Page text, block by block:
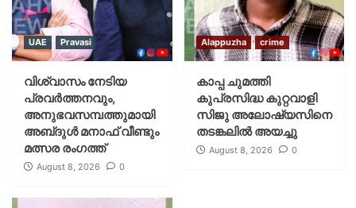
UAE Pravasi
വിശ്വാസം നേടിയ
പ്രവർത്തനവും,
അനുഭവസമ്പത്തുമായി
അബ്‌ദുൾ മനാഫ് വീണ്ടും
മത്സര രംഗത്ത്
August 8, 2026 0
Alappuzha crime
കാപ്പ ചുമത്തി
കുപ്രസിദ്ധ കുറ്റവാളി
സിജു അലോഷ്യസിനെ
തടങ്കലിൽ അയച്ചു
August 8, 2026 0